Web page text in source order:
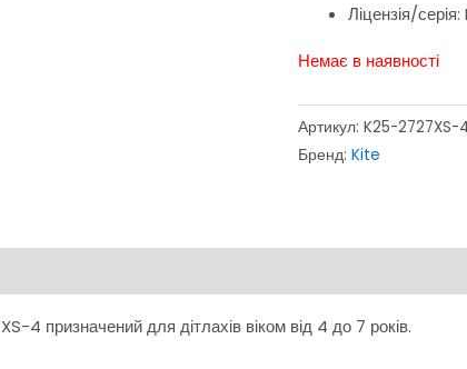
Ліцензія/серія:
Немає в наявності
Артикул: K25-2727XS-
Бренд: Kite
призначений для дітлахів віком від 4 до 7 років.